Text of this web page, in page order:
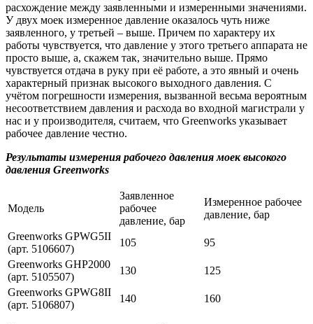
расхождение между заявленными и измеренными значениями.
У двух моек измеренное давление оказалось чуть ниже
заявленного, у третьей – выше. Причем по характеру их
работы чувствуется, что давление у этого третьего аппарата не
просто выше, а, скажем так, значительно выше. Прямо
чувствуется отдача в руку при её работе, а это явный и очень
характерный признак высокого выходного давления. С
учётом погрешности измерения, вызванной весьма вероятным
несоответствием давления и расхода во входной магистрали у
нас и у производителя, считаем, что Greenworks указывает
рабочее давление честно.
Результаты измерения рабочего давления моек высокого
давления Greenworks
Модель
Заявленное
рабочее
давление, бар
Измеренное рабочее
давление, бар
Greenworks GPWG5II
(арт. 5106607)
105
95
Greenworks GHP2000
(арт. 5105507)
130
125
Greenworks GPWG8II
(арт. 5106807)
140 160